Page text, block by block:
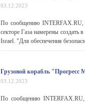
03.12.2023
По сообщению INTERFAX.RU,
секторе Газа намерены создать
Israel. "Для обеспечения
Грузовой корабль
03.12.2023
По сообщению INTERFAX.RU,